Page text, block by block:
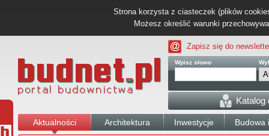
Strona korzysta z ciasteczek (plików
Możesz określić warunki
Zapisz się do
Wpisz słowo
Katalog
Aktualności Architektura Inwestycje Budowa